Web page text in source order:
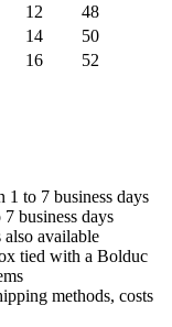
12
48
14
50
16
52
to 7 business days
business days
available
tied with a Bolduc
methods, costs